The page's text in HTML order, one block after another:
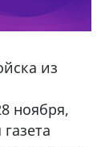
из
ноября,